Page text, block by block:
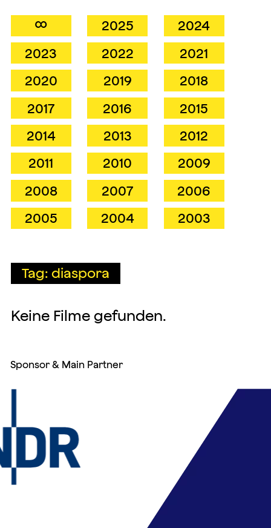
∞ 2025
2024
2023
2022
2021
2020
2019
2018
2017
2016
2015
2014
2013
2012
2011
2010
2009
2008
2007
2006
2005
2004 2003
Tag: diaspora
Keine Filme gefunden.
Sponsor & Main Partner